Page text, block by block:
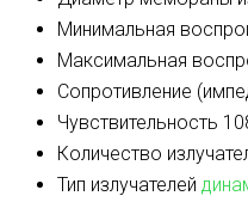
Минимальная
Максимальная
Сопротивление
Чувствительность
Количество
Тип излучателей